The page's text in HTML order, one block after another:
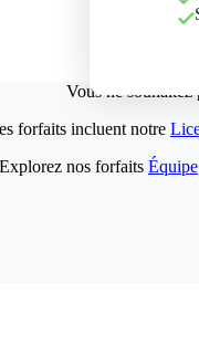
Vous ne souhaitez
forfaits incluent notre
Explorez nos forfaits Équipe